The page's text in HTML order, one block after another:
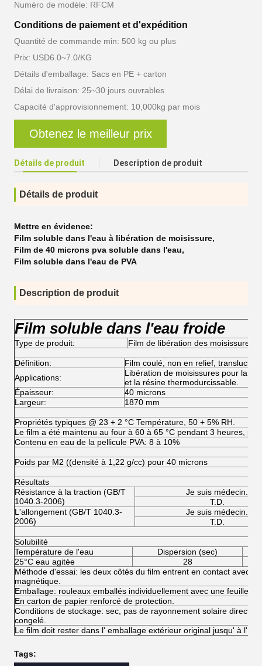
Numéro de modèle: RFCM
Conditions de paiement et d'expédition
Quantité de commande min: 500 kg ou plus
Prix: USD6.0~7.0/KG
Détails d'emballage: Sacs en PE + carton
Délai de livraison: 25~30 jours ouvrables
Capacité d'approvisionnement: 10,000kg par mois
Obtenez le meilleur prix
Détails de produit Description de produit
Détails de produit
Mettre en évidence:
Film soluble dans l'eau à libération de moisissure,
Film de 40 microns pva soluble dans l'eau,
Film soluble dans l'eau de PVA
Description de produit
Film soluble dans l'eau froide
Type de produit: Film de libération des moisissures
Définition:
Film coulé, non en relief, translucide.
Applications:
Libération de moisissures pour la
et la résine thermodurcissable.
Épaisseur:
40 microns
Largeur:
1870 mm
Propriétés typiques @ 23 + 2 °C Température, 50 + 5% RH.
Le film a été maintenu au four à 60 à 65 °C pendant 3 heures,
Contenu en eau de la pellicule PVA: 8 à 10%
Poids par M2 ((densité à 1,22 g/cc) pour 40 microns
Résultats
Résistance à la traction (GB/T
1040.3-2006)
Je suis médecin.
T.D.
L'allongement (GB/T 1040.3-
2006)
Je suis médecin.
T.D.
Solubilité
Température de l'eau
Dispersion (sec)
25°C eau agitée
28
Méthode d'essai: les deux côtés du film entrent en contact avec
magnétique.
Emballage: rouleaux emballés individuellement avec une feuille
En carton de papier renforcé de protection.
Conditions de stockage: sec, pas de rayonnement solaire direct,
congelé.
Le film doit rester dans l' emballage extérieur original jusqu' à l'
Tags: